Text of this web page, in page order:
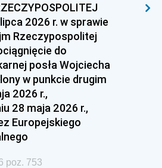
1995 1994
1992 1991
1989
1986 1985
1983
1980 1979
1977
1974
2026 r. w sprawie
Rzeczypospolitej
do
posła Wojciecha
w punkcie drugim
2026 r.,
28 maja 2026 r.,
Europejskiego
poz. 753